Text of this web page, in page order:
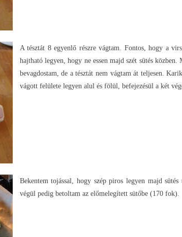
A tésztát 8 egyenlő részre vágtam. Fontos, hogy a
hajtható legyen, hogy ne essen majd szét sütés
bevagdostam, de a tésztát nem vágtam át teljesen.
vágott felülete legyen alul és fölül, befejezésül a két
Bekentem tojással, hogy szép piros legyen majd
végül pedig betoltam az előmelegített sütőbe (170 fok).